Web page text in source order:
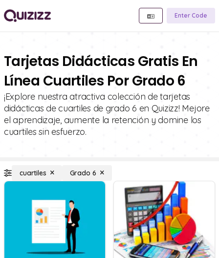
Enter Code
Tarjetas Didácticas Gratis En
Línea Cuartiles Por Grado 6
¡Explore nuestra atractiva colección de tarjetas
didácticas de cuartiles de grado 6 en Quizizz! Mejore
el aprendizaje, aumente la retención y domine los
cuartiles sin esfuerzo.
cuartiles Grado 6